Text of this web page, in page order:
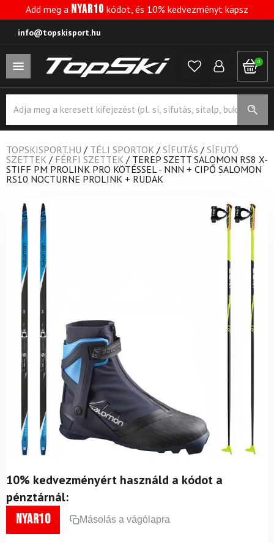
Add meg a NYAR10 kódot, és 10% kedvezményt kapsz
info@topskisport.hu
0
search
TOPSKISPORT.HU / TÉLI SPORTOK / SÍFUTÁS / SÍFUTÓ
SZETTEK / FÉRFI SZETTEK / TEREP SZETT SALOMON RS8 X-
STIFF PM PROLINK PRO KÖTÉSSEL - NNN + CIPŐ SALOMON
RS10 NOCTURNE PROLINK + RUDAK
10% kedvezményért használd a kódot a
pénztárnál:
nyar10 Másolás a vágólapra